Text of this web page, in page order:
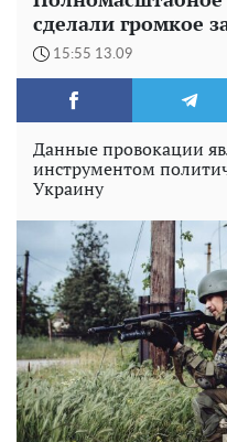
сделали громкое
15:55 13.09
Данные провокации
инструментом
Украину